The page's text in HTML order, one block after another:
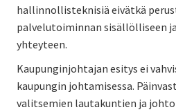
hallinnollisteknisiä eivätkä
palvelutoiminnan sisällölliseen
yhteyteen.
Kaupunginjohtajan esitys ei
kaupungin johtamisessa.
valitsemien lautakuntien ja